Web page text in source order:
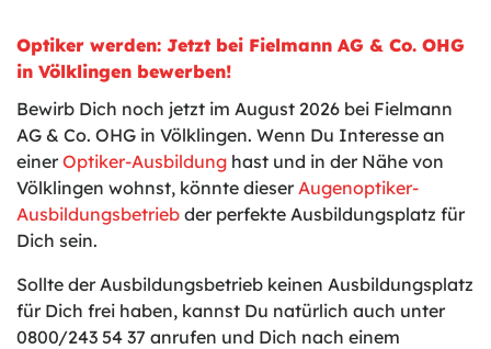
Optiker werden: Jetzt bei Fielmann AG & Co. OHG
in Völklingen bewerben!
Bewirb Dich noch jetzt im August 2026 bei Fielmann
AG & Co. OHG in Völklingen. Wenn Du Interesse an
einer Optiker-Ausbildung hast und in der Nähe von
Völklingen wohnst, könnte dieser Augenoptiker-
Ausbildungsbetrieb der perfekte Ausbildungsplatz für
Dich sein.
Sollte der Ausbildungsbetrieb keinen Ausbildungsplatz
für Dich frei haben, kannst Du natürlich auch unter
0800/243 54 37 anrufen und Dich nach einem